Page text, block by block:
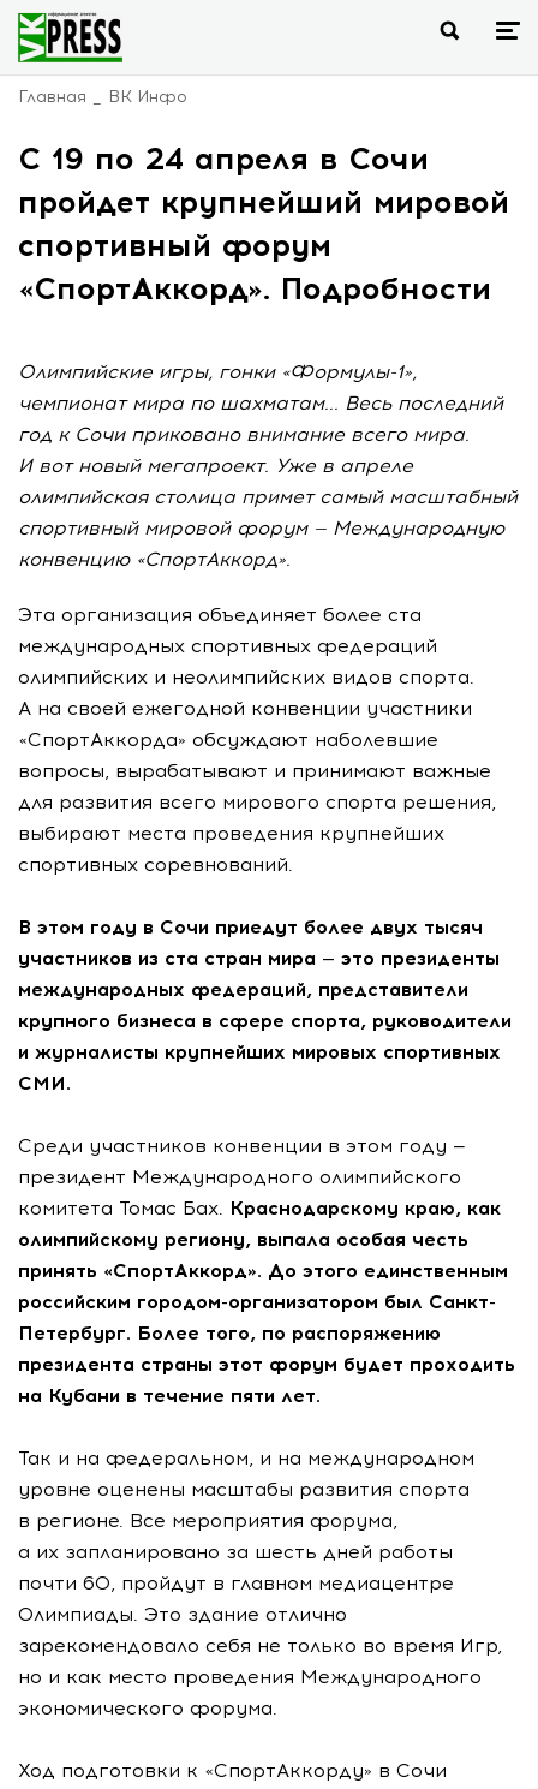
Главная ВК Инфо
С 19 по 24 апреля в Сочи
пройдет крупнейший мировой
спортивный форум
«СпортАккорд». Подробности
Олимпийские игры, гонки «Формулы-1»,
чемпионат мира по шахматам... Весь последний
год к Сочи приковано внимание всего мира.
И вот новый мегапроект. Уже в апреле
олимпийская столица примет самый масштабный
спортивный мировой форум — Международную
конвенцию «СпортАккорд».
Эта организация объединяет более ста
международных спортивных федераций
олимпийских и неолимпийских видов спорта.
А на своей ежегодной конвенции участники
«СпортАккорда» обсуждают наболевшие
вопросы, вырабатывают и принимают важные
для развития всего мирового спорта решения,
выбирают места проведения крупнейших
спортивных соревнований.
В этом году в Сочи приедут более двух тысяч
участников из ста стран мира — это президенты
международных федераций, представители
крупного бизнеса в сфере спорта, руководители
и журналисты крупнейших мировых спортивных
СМИ.
Среди участников конвенции в этом году —
президент Международного олимпийского
комитета Томас Бах. Краснодарскому краю, как
олимпийскому региону, выпала особая честь
принять «СпортАккорд». До этого единственным
российским городом-организатором был Санкт-
Петербург. Более того, по распоряжению
президента страны этот форум будет проходить
на Кубани в течение пяти лет.
Так и на федеральном, и на международном
уровне оценены масштабы развития спорта
в регионе. Все мероприятия форума,
а их запланировано за шесть дней работы
почти 60, пройдут в главном медиацентре
Олимпиады. Это здание отлично
зарекомендовало себя не только во время Игр,
но и как место проведения Международного
экономического форума.
Ход подготовки к «СпортАккорду» в Сочи